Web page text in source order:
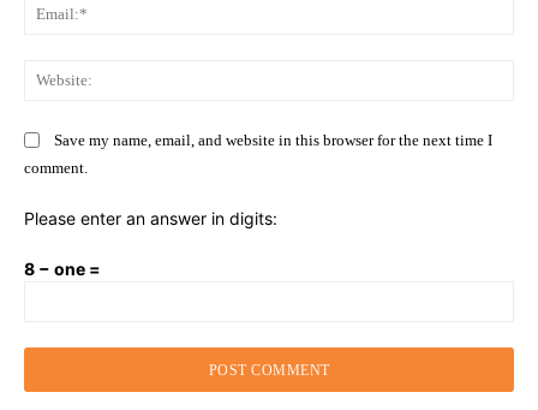
Save my name, email, and website in this browser for the next time I
comment.
Please enter an answer in digits:
8 − one =